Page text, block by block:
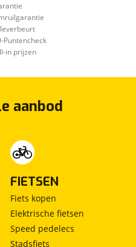
Puntencheck
in prijzen
aanbod
FIETSEN
Fiets kopen
Elektrische fietsen
Speed pedelecs
Stadsfiets